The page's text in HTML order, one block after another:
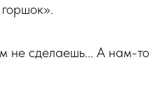
не сделаешь... А нам-то